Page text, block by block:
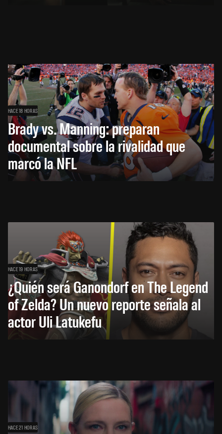
HACE 18 HORAS
Brady vs. Manning: preparan
documental sobre la rivalidad que
marcó la NFL
HACE 19 HORAS
¿Quién será Ganondorf en The Legend
of Zelda? Un nuevo reporte señala al
actor Uli Latukefu
HACE 21 HORAS